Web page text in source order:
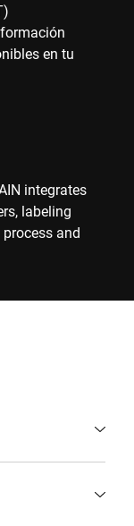
en tu
integrates
labeling
and